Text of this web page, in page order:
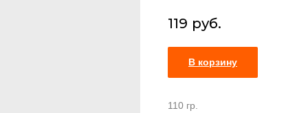
119 руб.
В корзину
110 гр.